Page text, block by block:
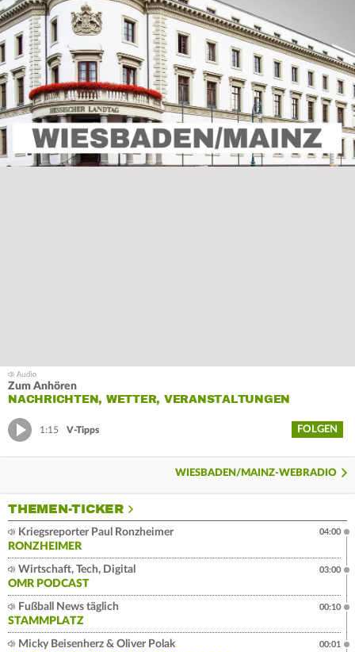
Zum Anhören
NACHRICHTEN, WETTER, VERANSTALTUNGEN
1:15 V-Tipps FOLGEN
WIESBADEN/MAINZ-WEBRADIO
THEMEN-TICKER
Kriegsreporter Paul Ronzheimer
RONZHEIMER
04:00
Wirtschaft, Tech, Digital
OMR PODCAST
03:00
Fußball News täglich
STAMMPLATZ
00:10
Micky Beisenherz & Oliver Polak
00:01